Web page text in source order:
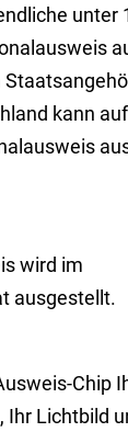
unter
kann
wird im
ausgestellt.
Chip
Ihr Lichtbild